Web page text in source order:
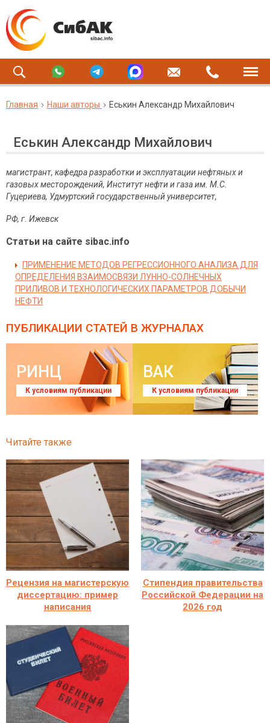
Главная Наши авторы Еськин Александр Михайлович
Еськин Александр Михайлович
магистрант, кафедра разработки и эксплуатации нефтяных и
газовых месторождений, Институт нефти и газа им. М.С.
Гуцериева, Удмуртский государственный университет,
РФ, г. Ижевск
Статьи на сайте sibac.info
ПРИМЕНЕНИЕ МЕТОДОВ РЕГРЕССИОННОГО АНАЛИЗА ДЛЯ
ОПРЕДЕЛЕНИЯ ВЗАИМОСВЯЗИ ЛУННО-СОЛНЕЧНЫХ
ПРИЛИВОВ И ТЕХНОЛОГИЧЕСКИХ ПАРАМЕТРОВ ДОБЫЧИ
НЕФТИ
ПУБЛИКАЦИИ СТАТЕЙ В ЖУРНАЛАХ
РИНЦ
К условиям публикации
ВАК
К условиям публикации
Читайте также
Рецензия на магистерскую
диссертацию: пример
написания
Стипендия правительства
Российской Федерации на
2026 год